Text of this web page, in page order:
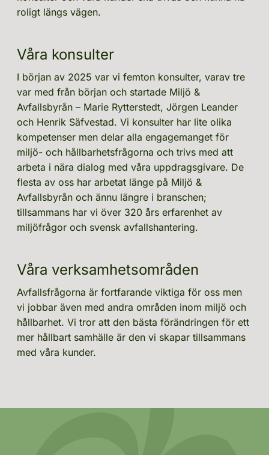
roligt längs vägen.
Våra konsulter
I början av 2025 var vi femton konsulter, varav tre
var med från början och startade Miljö &
Avfallsbyrån – Marie Rytterstedt, Jörgen Leander
och Henrik Säfvestad. Vi konsulter har lite olika
kompetenser men delar alla engagemanget för
miljö- och hållbarhetsfrågorna och trivs med att
arbeta i nära dialog med våra uppdragsgivare. De
flesta av oss har arbetat länge på Miljö &
Avfallsbyrån och ännu längre i branschen;
tillsammans har vi över 320 års erfarenhet av
miljöfrågor och svensk avfallshantering.
Våra verksamhetsområden
Avfallsfrågorna är fortfarande viktiga för oss men
vi jobbar även med andra områden inom miljö och
hållbarhet. Vi tror att den bästa förändringen för ett
mer hållbart samhälle är den vi skapar tillsammans
med våra kunder.